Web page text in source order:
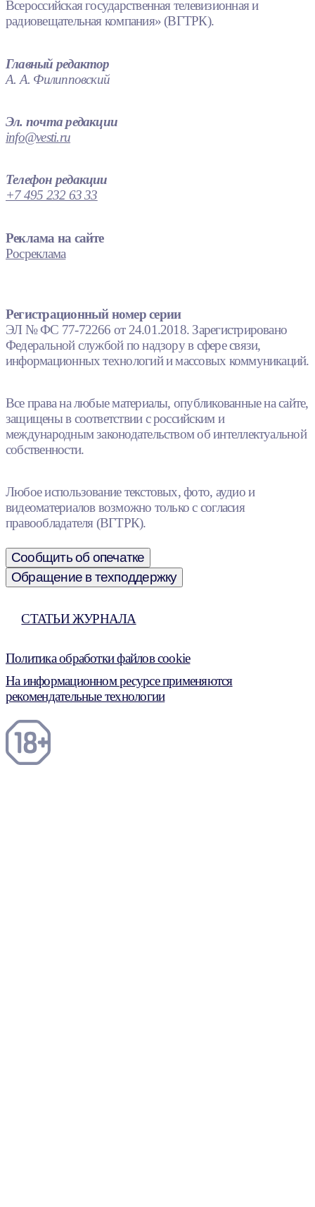
Всероссийская государственная телевизионная и
радиовещательная компания» (ВГТРК).
Главный редактор
А. А. Филипповский
Эл. почта редакции
info@vesti.ru
Телефон редакции
+7 495 232 63 33
Реклама на сайте
Росреклама
Регистрационный номер серии
ЭЛ № ФС 77-72266 от 24.01.2018. Зарегистрировано
Федеральной службой по надзору в сфере связи,
информационных технологий и массовых коммуникаций.
Все права на любые материалы, опубликованные на сайте,
защищены в соответствии с российским и
международным законодательством об интеллектуальной
собственности.
Любое использование текстовых, фото, аудио и
видеоматериалов возможно только с согласия
правообладателя (ВГТРК).
Сообщить об опечатке
Обращение в техподдержку
СТАТЬИ ЖУРНАЛА
Политика обработки файлов cookie
На информационном ресурсе применяются
рекомендательные технологии